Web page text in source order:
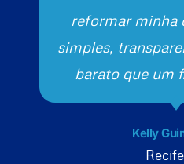
reformar minha
simples,
barato que um
Kelly